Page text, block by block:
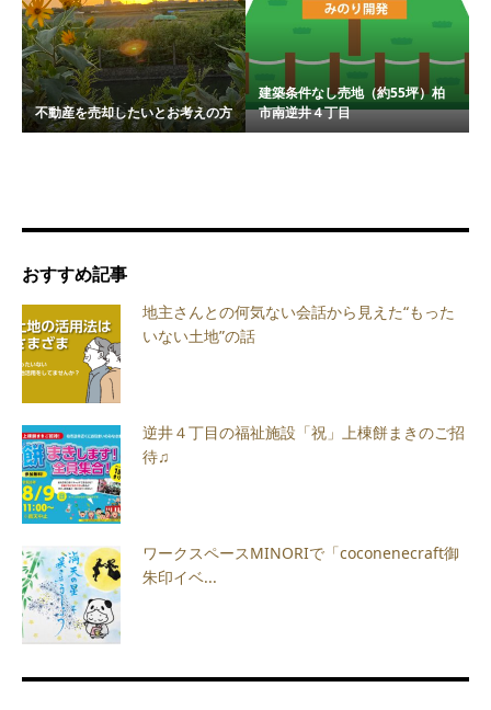
不動産を売却したいとお考えの方
建築条件なし売地（約55坪）柏
市南逆井４丁目
おすすめ記事
地主さんとの何気ない会話から見えた“もった
いない土地”の話
逆井４丁目の福祉施設「祝」上棟餅まきのご招
待♫
ワークスペースMINORIで「coconenecraft御
朱印イベ...